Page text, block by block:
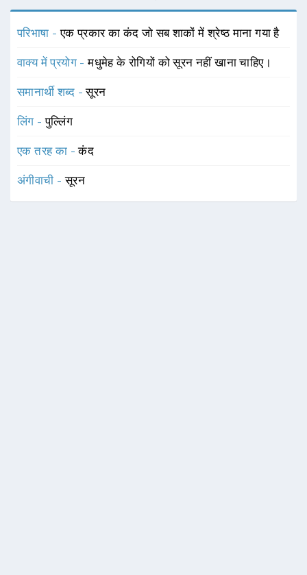
परिभाषा -एक प्रकार का कंद जो सब शाकों में श्रेष्ठ माना गया है
वाक्य में प्रयोग -मधुमेह के रोगियों को सूरन नहीं खाना चाहिए।
समानार्थी शब्द -सूरन
लिंग -पुल्लिंग
एक तरह का -कंद
अंगीवाची -सूरन